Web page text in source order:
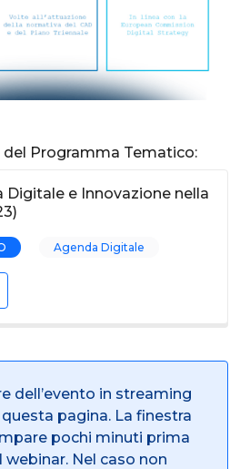
del Programma Tematico:
Digitale e Innovazione nella
Agenda Digitale
dell’evento in streaming
questa pagina. La finestra
pochi minuti prima
webinar. Nel caso non